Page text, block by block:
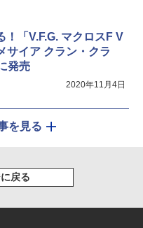
！「V.F.G. マクロスF V
サイア クラン・クラ
発売
2020年11月4日
を見る
戻る